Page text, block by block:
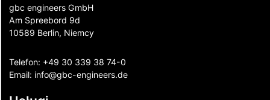
gbc engineers GmbH
Am Spreebord 9d
10589 Berlin, Niemcy
Telefon: +49 30 339 38 74-0
Email: info@gbc-engineers.de